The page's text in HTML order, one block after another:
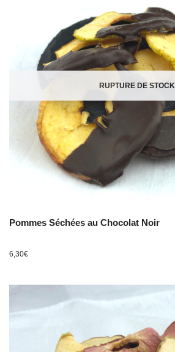
RUPTURE DE STOCK
Pommes Séchées au Chocolat Noir
6,30€